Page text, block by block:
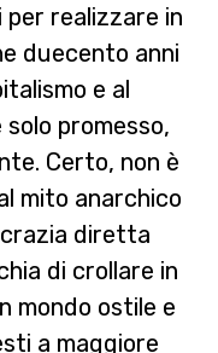
realizzare in
duecento anni
e al
promesso,
Certo, non è
mito anarchico
diretta
di crollare in
mondo ostile e
a maggiore